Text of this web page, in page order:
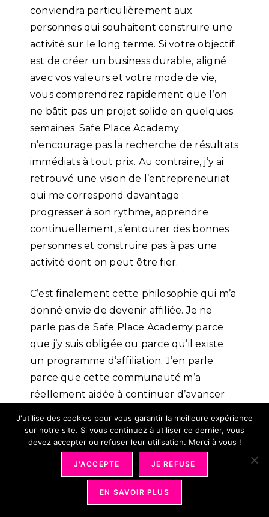
conviendra particulièrement aux
personnes qui souhaitent construire une
activité sur le long terme. Si votre objectif
est de créer un business durable, aligné
avec vos valeurs et votre mode de vie,
vous comprendrez rapidement que l’on
ne bâtit pas un projet solide en quelques
semaines. Safe Place Academy
n’encourage pas la recherche de résultats
immédiats à tout prix. Au contraire, j’y ai
retrouvé une vision de l’entrepreneuriat
qui me correspond davantage :
progresser à son rythme, apprendre
continuellement, s’entourer des bonnes
personnes et construire pas à pas une
activité dont on peut être fier.
C’est finalement cette philosophie qui m’a
donné envie de devenir affiliée. Je ne
parle pas de Safe Place Academy parce
que j’y suis obligée ou parce qu’il existe
un programme d’affiliation. J’en parle
parce que cette communauté m’a
réellement aidée à continuer d’avancer
peut apporter la même chose à d’autres
entrepreneurs qui se reconnaîtront dans
mon parcours.
J'utilise des cookies pour vous garantir la meilleure expérience
sur notre site. Si vous continuez à utiliser ce dernier, vous
devez accepter ou refuser leur utilisation. Merci à vous !
J'ACCEPTE JE REFUSE
EN SAVOIR PLUS